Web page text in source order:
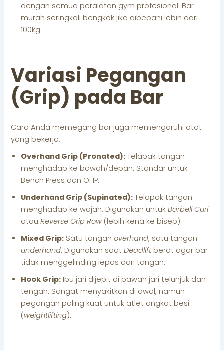
dengan semua peralatan gym profesional. Bar
murah seringkali bengkok jika dibebani lebih dari
100kg.
Variasi Pegangan
(Grip) pada Bar
Cara Anda memegang bar juga memengaruhi otot
yang bekerja:
Overhand Grip (Pronated): Telapak tangan
menghadap ke bawah/depan. Standar untuk
Bench Press dan OHP.
Underhand Grip (Supinated): Telapak tangan
menghadap ke wajah. Digunakan untukBarbell Curl
atauReverse Grip Row (lebih kena ke bisep).
Mixed Grip: Satu tanganoverhand, satu tangan
underhand. Digunakan saatDeadliftberat agar bar
tidak menggelinding lepas dari tangan.
Hook Grip: Ibu jari dijepit di bawah jari telunjuk dan
tengah. Sangat menyakitkan di awal, namun
pegangan paling kuat untuk atlet angkat besi
(weightlifting).